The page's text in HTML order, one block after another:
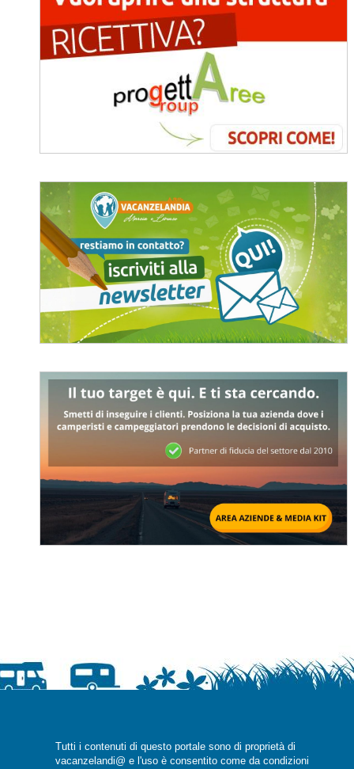
Tutti i contenuti di questo portale sono di proprietà di
vacanzelandi@ e l'uso è consentito come da condizioni